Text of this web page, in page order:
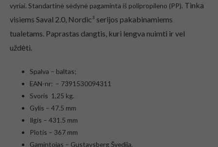
vyriai. Standartinė sėdynė pagaminta iš polipropileno (PP). Tinka
visiems Saval 2.0, Nordic³ serijos pakabinamiems
tualetams. Paprastas dangtis, kuri lengva nuimti ir vel
uždėti.
Spalva – baltas;
EAN-nr: – 7391530094311
Svoris 1,25 kg.
Gylis – 47.5 mm
Ilgis – 431.5 mm
Plotis – 367 mm
Gamintojas – Gustavsberg Švedija.